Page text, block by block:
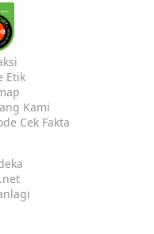
Etik
Kami
Cek Fakta